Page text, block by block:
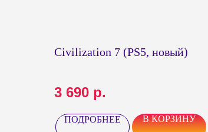
Civilization 7 (PS5, новый)
3 690 р.
ПОДРОБНЕЕ В КОРЗИНУ